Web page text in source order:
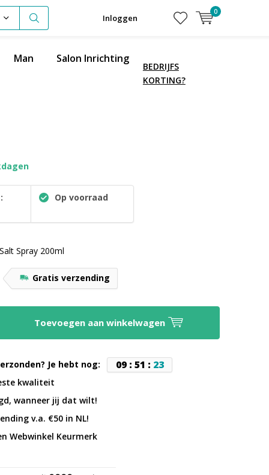
Inloggen
0
Man Salon Inrichting
BEDRIJFS
KORTING?
Op voorraad
Spray 200ml
Gratis verzending
Toevoegen aan winkelwagen
Je hebt nog: 09: 51 : 22
kwaliteit
wanneer jij dat wilt!
v.a. €50 in NL!
Webwinkel Keurmerk